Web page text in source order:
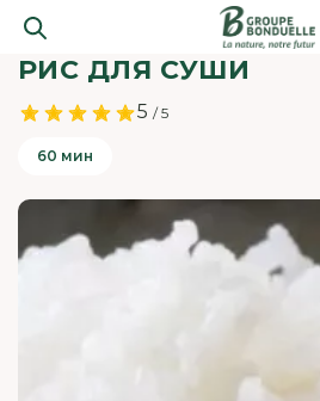
РИС ДЛЯ СУШИ
5 / 5
60 мин